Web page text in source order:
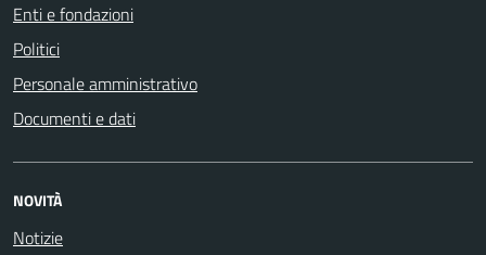
Enti e fondazioni
Politici
Personale amministrativo
Documenti e dati
NOVITÀ
Notizie